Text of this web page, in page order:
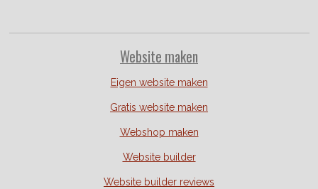
Website maken
Eigen website maken
Gratis website maken
Webshop maken
Website builder
Website builder reviews